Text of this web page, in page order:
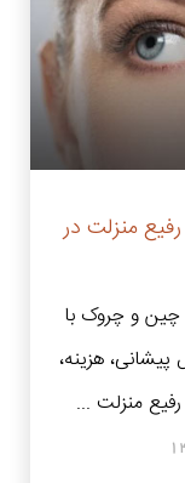
منزلت در
و چروک با
پیشانی، هزینه،
منزلت ...